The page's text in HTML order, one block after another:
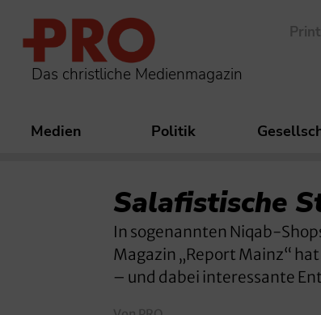
Das christliche Medienmagazin
Medien Politik
Salafistische
In sogenannten Niqab-
Magazin „Report Mainz“
– und dabei interessante